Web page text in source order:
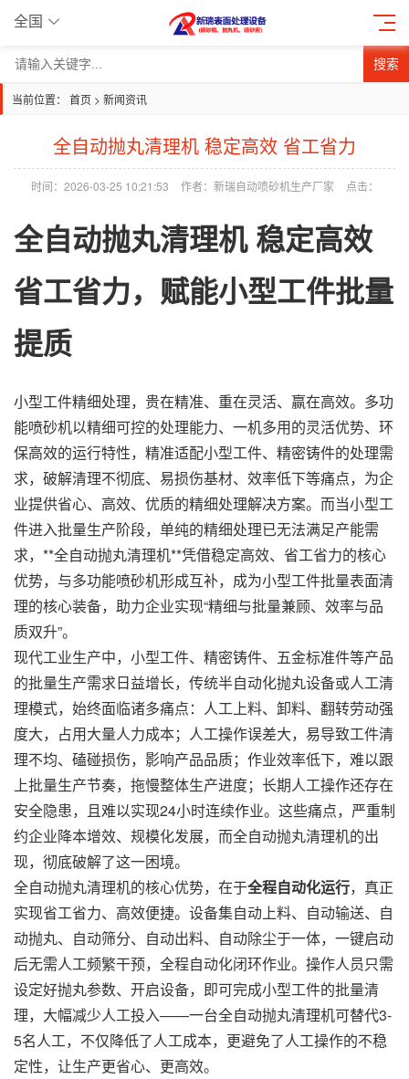
全国
搜索
当前位置： 首页 > 新闻资讯
全自动抛丸清理机 稳定高效 省工省力
时间：2026-03-25 10:21:53 作者：新瑞自动喷砂机生产厂家 点击：
全自动抛丸清理机 稳定高效
省工省力，赋能小型工件批量
提质
小型工件精细处理，贵在精准、重在灵活、赢在高效。多功
能喷砂机以精细可控的处理能力、一机多用的灵活优势、环
保高效的运行特性，精准适配小型工件、精密铸件的处理需
求，破解清理不彻底、易损伤基材、效率低下等痛点，为企
业提供省心、高效、优质的精细处理解决方案。而当小型工
件进入批量生产阶段，单纯的精细处理已无法满足产能需
求，**全自动抛丸清理机**凭借稳定高效、省工省力的核心
优势，与多功能喷砂机形成互补，成为小型工件批量表面清
理的核心装备，助力企业实现“精细与批量兼顾、效率与品
质双升”。
现代工业生产中，小型工件、精密铸件、五金标准件等产品
的批量生产需求日益增长，传统半自动化抛丸设备或人工清
理模式，始终面临诸多痛点：人工上料、卸料、翻转劳动强
度大，占用大量人力成本；人工操作误差大，易导致工件清
理不均、磕碰损伤，影响产品品质；作业效率低下，难以跟
上批量生产节奏，拖慢整体生产进度；长期人工操作还存在
安全隐患，且难以实现24小时连续作业。这些痛点，严重制
约企业降本增效、规模化发展，而全自动抛丸清理机的出
现，彻底破解了这一困境。
全自动抛丸清理机的核心优势，在于全程自动化运行，真正
实现省工省力、高效便捷。设备集自动上料、自动输送、自
动抛丸、自动筛分、自动出料、自动除尘于一体，一键启动
后无需人工频繁干预，全程自动化闭环作业。操作人员只需
设定好抛丸参数、开启设备，即可完成小型工件的批量清
理，大幅减少人工投入——一台全自动抛丸清理机可替代3-
5名人工，不仅降低了人工成本，更避免了人工操作的不稳
定性，让生产更省心、更高效。